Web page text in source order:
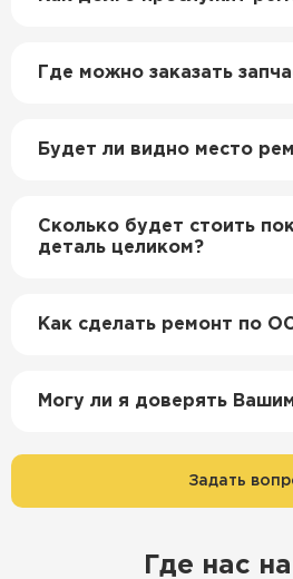
Где можно заказать
Будет ли видно место
Сколько будет стоить
деталь целиком?
Как сделать ремонт по
Могу ли я доверять
Задать
Где нас